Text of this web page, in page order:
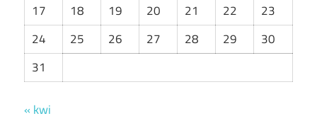
17
18 19 20 21 22
23
24
25 26 27 28 29
30
31
« kwi